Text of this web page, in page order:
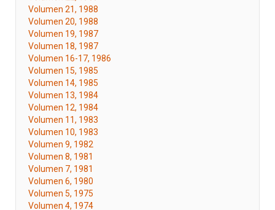
Volumen 21, 1988
Volumen 20, 1988
Volumen 19, 1987
Volumen 18, 1987
Volumen 16-17, 1986
Volumen 15, 1985
Volumen 14, 1985
Volumen 13, 1984
Volumen 12, 1984
Volumen 11, 1983
Volumen 10, 1983
Volumen 9, 1982
Volumen 8, 1981
Volumen 7, 1981
Volumen 6, 1980
Volumen 5, 1975
Volumen 4, 1974